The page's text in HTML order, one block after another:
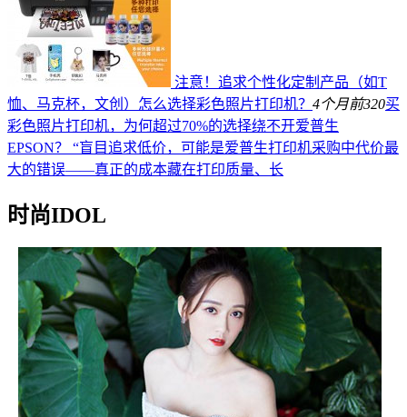
注意！追求个性化定制产品（如T
恤、马克杯，文创）怎么选择彩色照片打印机？ 4个月前320买
彩色照片打印机，为何超过70%的选择绕不开爱普生
EPSON？ “盲目追求低价，可能是爱普生打印机采购中代价最
大的错误——真正的成本藏在打印质量、长
时尚IDOL